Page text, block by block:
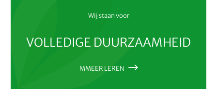
Wij staan voor
VOLLEDIGE DUURZAAMHEID
MMEER LEREN